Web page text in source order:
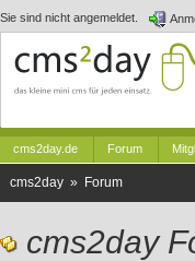
Sie sind nicht angemeldet.
cms2day.de Forum
cms2day » Forum
cms2day